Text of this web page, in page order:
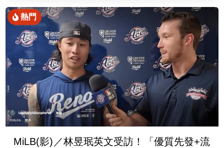
熱門
MiLB(影)／林昱珉英文受訪！「優質先發+流